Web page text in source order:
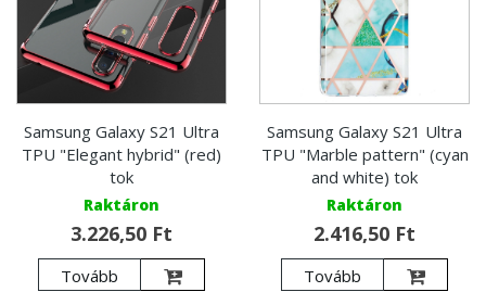
Samsung Galaxy S21 Ultra
TPU "Elegant hybrid" (red)
tok
Raktáron
3.226,50 Ft
Tovább
Samsung Galaxy S21 Ultra
TPU "Marble pattern" (cyan
and white) tok
Raktáron
2.416,50 Ft
Tovább